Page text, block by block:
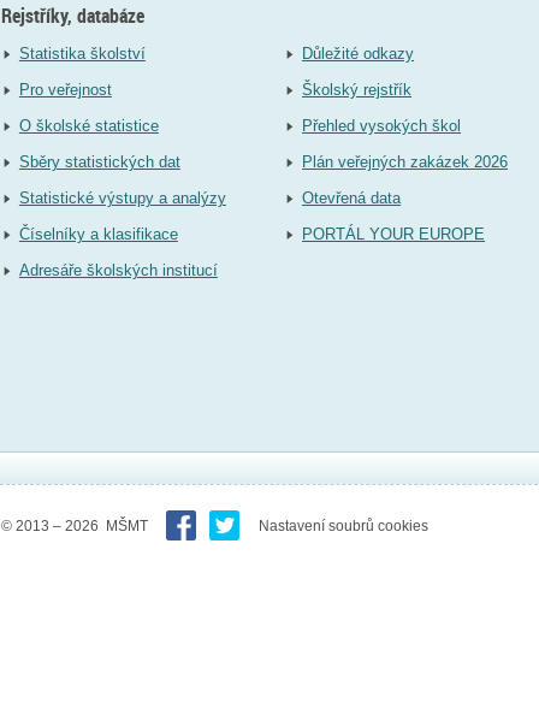
Rejstříky, databáze
Statistika školství
Pro veřejnost
O školské statistice
Sběry statistických dat
Statistické výstupy a analýzy
Číselníky a klasifikace
Adresáře školských institucí
Důležité odkazy
Školský rejstřík
Přehled vysokých škol
Plán veřejných zakázek 2026
Otevřená data
PORTÁL YOUR EUROPE
© 2013 – 2026 MŠMT Nastavení soubrů cookies